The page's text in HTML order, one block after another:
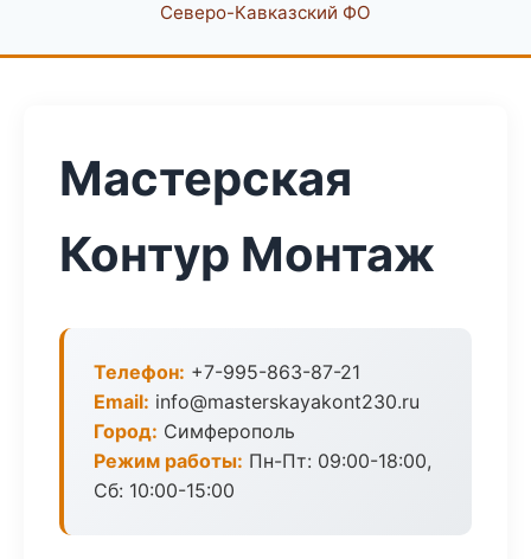
Северо-Кавказский ФО
Мастерская
Контур Монтаж
Телефон: +7-995-863-87-21
Email: info@masterskayakont230.ru
Город: Симферополь
Режим работы: Пн-Пт: 09:00-18:00,
Сб: 10:00-15:00